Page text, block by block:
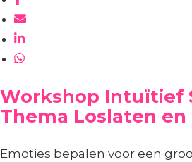
Workshop Intuïtief
Thema Loslaten
Emoties bepalen voor een